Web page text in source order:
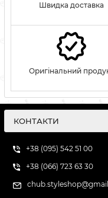
Швидка доставка
Оригінальний
КОНТАКТИ
+38 (095) 542 51 00
+38 (066) 723 63 30